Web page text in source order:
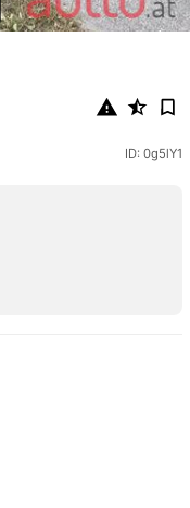
ID: 0g5lY1